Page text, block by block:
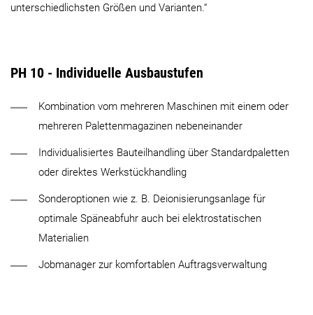
unterschiedlichsten Größen und Varianten.“
PH 10 - Individuelle Ausbaustufen
Kombination vom mehreren Maschinen mit einem oder
mehreren Palettenmagazinen nebeneinander
Individualisiertes Bauteilhandling über Standardpaletten
oder direktes Werkstückhandling
Sonderoptionen wie z. B. Deionisierungsanlage für
optimale Späneabfuhr auch bei elektrostatischen
Materialien
Jobmanager zur komfortablen Auftragsverwaltung